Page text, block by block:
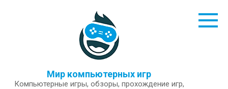
Мир компьютерных игр
Компьютерные игры, обзоры, прохождение игр,